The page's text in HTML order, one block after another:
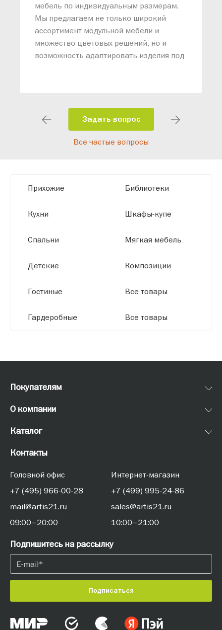
мебель по индивидуальным размерам.
Мы предлагаем не только широкий
ассортимент модульной мебели и
множество цветовых решений, но и
возможность адаптировать изделия под
помещения и личные пожелания.
Благодаря современному
высокотехнологичному оборудованию
размерам.
Задать вопрос
Все частые вопросы
Прихожие
Кухни
Спальни
Детские
Гостиные
Гардеробные
Библиотеки
Шкафы-купе
Мягкая мебель
Композиции
Все товары
Все товары
Покупателям
О компании
Каталог
Контакты
Головной офис
+7 (495) 966-00-28
mail@artis21.ru
09:00–20:00
Интернет-магазин
+7 (499) 995-24-86
sales@artis21.ru
10:00–21:00
Подпишитесь на рассылку
Подписаться